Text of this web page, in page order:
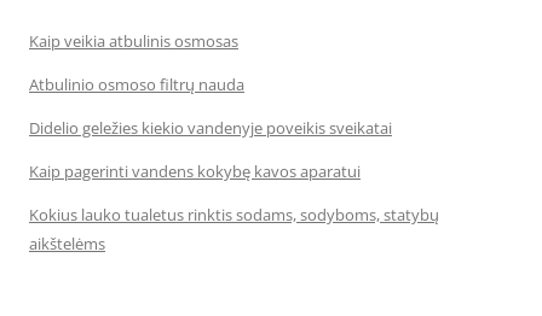
Kaip veikia atbulinis osmosas
Atbulinio osmoso filtrų nauda
Didelio geležies kiekio vandenyje poveikis sveikatai
Kaip pagerinti vandens kokybę kavos aparatui
Kokius lauko tualetus rinktis sodams, sodyboms, statybų
aikštelėms